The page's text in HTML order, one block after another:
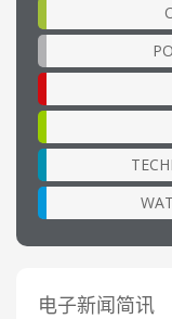
电子新闻简讯